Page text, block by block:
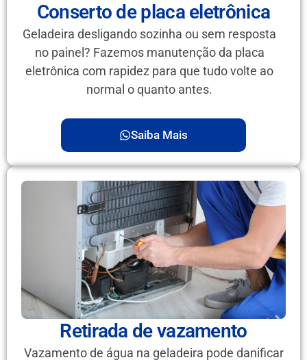
Conserto de placa eletrônica
Geladeira desligando sozinha ou sem resposta
no painel? Fazemos manutenção da placa
eletrônica com rapidez para que tudo volte ao
normal o quanto antes.
Saiba Mais
Retirada de vazamento
Vazamento de água na geladeira pode danificar